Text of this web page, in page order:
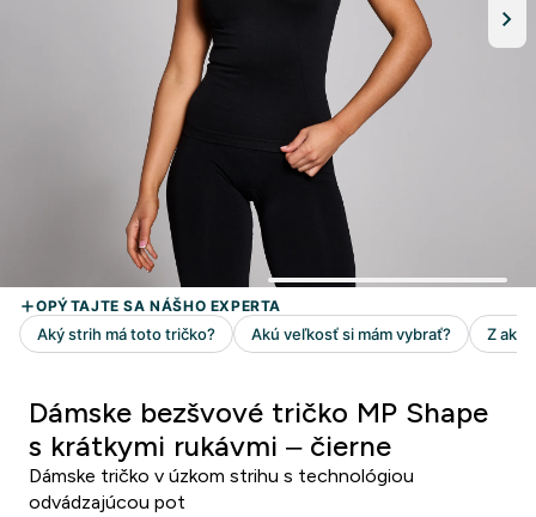
Dámske bezšvové tričko MP Shape
s krátkymi rukávmi – čierne
Dámske tričko v úzkom strihu s technológiou
odvádzajúcou pot